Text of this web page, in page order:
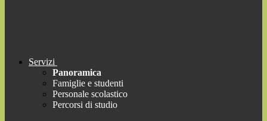
Servizi
Panoramica
Famiglie e studenti
Personale scolastico
Percorsi di studio